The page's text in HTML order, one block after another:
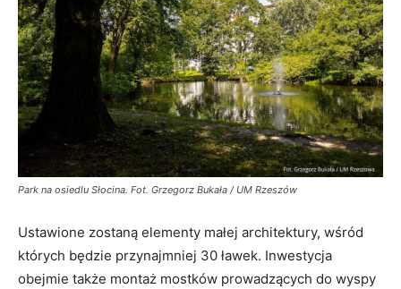
Park na osiedlu Słocina. Fot. Grzegorz Bukała / UM Rzeszów
Ustawione zostaną elementy małej architektury, wśród
których będzie przynajmniej 30 ławek. Inwestycja
obejmie także montaż mostków prowadzących do wyspy